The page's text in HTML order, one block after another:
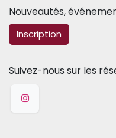
Nouveautés,
​​​​Inscription
Suivez-nous sur les